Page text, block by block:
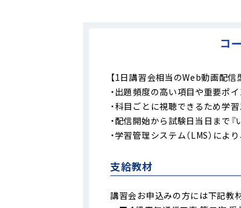
コ
【1日講習会相当のWeb動画配
・出題頻度の高い項目や重要ポ
・科目ごとに視聴できるため学
・配信開始から試験日当日まで『
・学習管理システム（LMS）によ
支給教材
講習会お申込みの方には下記教